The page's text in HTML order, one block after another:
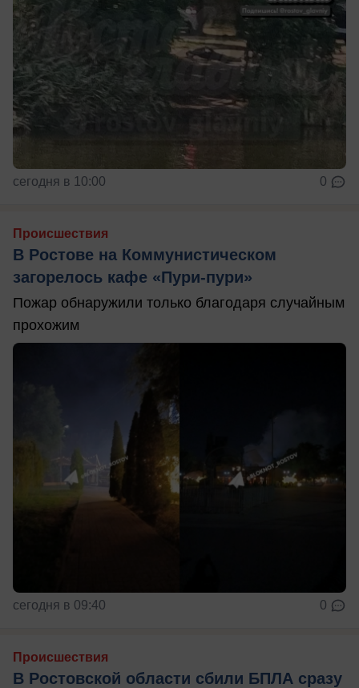
сегодня в 10:00 0
Происшествия
В Ростове на Коммунистическом
загорелось кафе «Пури-пури»
Пожар обнаружили только благодаря случайным
прохожим
сегодня в 09:40 0
Происшествия
В Ростовской области сбили БПЛА сразу